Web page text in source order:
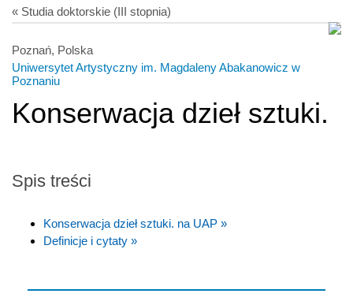
« Studia doktorskie (III stopnia)
Poznań, Polska
Uniwersytet Artystyczny im. Magdaleny Abakanowicz w
Poznaniu
Konserwacja dzieł sztuki.
Spis treści
Konserwacja dzieł sztuki. na UAP »
Definicje i cytaty »